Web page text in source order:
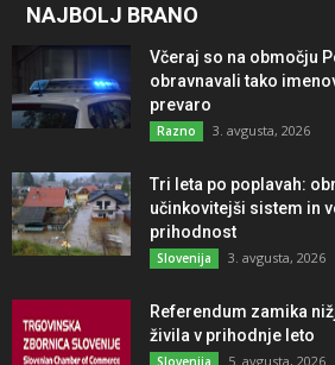
NAJBOLJ BRANO
Včeraj so na območju
obravnavali tako
prevaro
Razno 3. avgusta, 2026
Tri leta po poplavah:
učinkovitejši sistem in
prihodnost
Slovenija 3. avgusta, 2026
Referendum zamika
živila v prihodnje leto
Slovenija 5. avgusta, 2026